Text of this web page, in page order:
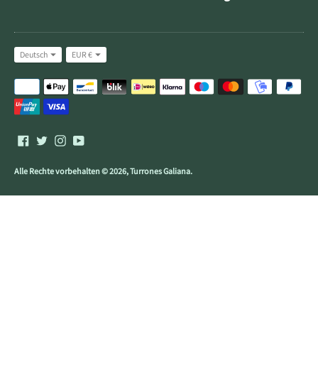
Sprache
Deutsch Währung
EUR €
Akzeptierte
Zahlungsmethoden
Alle Rechte vorbehalten © 2026,Turrones Galiana.